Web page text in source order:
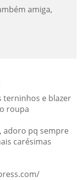
amiga,
terninhos e blazer
roupa
adoro pq sempre
carésimas